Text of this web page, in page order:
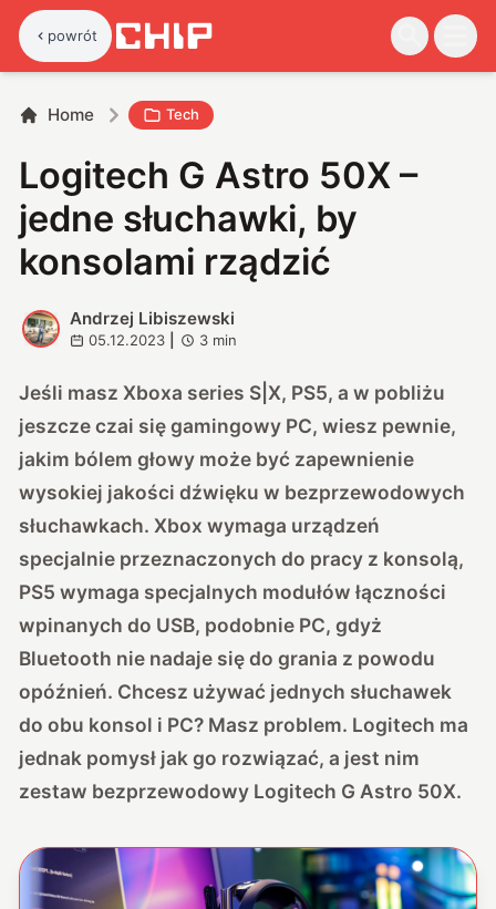
powrót
Home Tech
Logitech G Astro 50X –
jedne słuchawki, by
konsolami rządzić
A
Andrzej Libiszewski
05.12.2023 3 min
Jeśli masz Xboxa series S|X, PS5, a w pobliżu
jeszcze czai się gamingowy PC, wiesz pewnie,
jakim bólem głowy może być zapewnienie
wysokiej jakości dźwięku w bezprzewodowych
słuchawkach. Xbox wymaga urządzeń
specjalnie przeznaczonych do pracy z konsolą,
PS5 wymaga specjalnych modułów łączności
wpinanych do USB, podobnie PC, gdyż
Bluetooth nie nadaje się do grania z powodu
opóźnień. Chcesz używać jednych słuchawek
do obu konsol i PC? Masz problem. Logitech ma
jednak pomysł jak go rozwiązać, a jest nim
zestaw bezprzewodowy Logitech G Astro 50X.